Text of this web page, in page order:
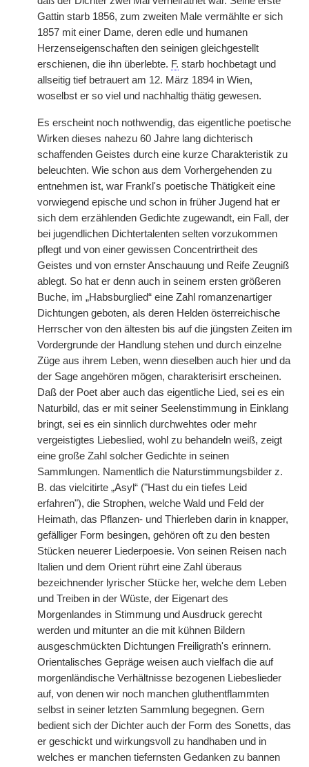
Gattin starb 1856, zum zweiten Male vermählte er sich
1857 mit einer Dame, deren edle und humanen
Herzenseigenschaften den seinigen gleichgestellt
erschienen, die ihn überlebte. F. starb hochbetagt und
allseitig tief betrauert am 12. März 1894 in Wien,
woselbst er so viel und nachhaltig thätig gewesen.
Es erscheint noch nothwendig, das eigentliche poetische
Wirken dieses nahezu 60 Jahre lang dichterisch
schaffenden Geistes durch eine kurze Charakteristik zu
beleuchten. Wie schon aus dem Vorhergehenden zu
entnehmen ist, war Frankl's poetische Thätigkeit eine
vorwiegend epische und schon in früher Jugend hat er
sich dem erzählenden Gedichte zugewandt, ein Fall, der
bei jugendlichen Dichtertalenten selten vorzukommen
pflegt und von einer gewissen Concentrirtheit des
Geistes und von ernster Anschauung und Reife Zeugniß
ablegt. So hat er denn auch in seinem ersten größeren
Buche, im „Habsburglied“ eine Zahl romanzenartiger
Dichtungen geboten, als deren Helden österreichische
Herrscher von den ältesten bis auf die jüngsten Zeiten im
Vordergrunde der Handlung stehen und durch einzelne
Züge aus ihrem Leben, wenn dieselben auch hier und da
der Sage angehören mögen, charakterisirt erscheinen.
Daß der Poet aber auch das eigentliche Lied, sei es ein
Naturbild, das er mit seiner Seelenstimmung in Einklang
bringt, sei es ein sinnlich durchwehtes oder mehr
vergeistigtes Liebeslied, wohl zu behandeln weiß, zeigt
eine große Zahl solcher Gedichte in seinen
Sammlungen. Namentlich die Naturstimmungsbilder z.
B. das vielcitirte „Asyl“ ("Hast du ein tiefes Leid
erfahren"), die Strophen, welche Wald und Feld der
Heimath, das Pflanzen- und Thierleben darin in knapper,
gefälliger Form besingen, gehören oft zu den besten
Stücken neuerer Liederpoesie. Von seinen Reisen nach
Italien und dem Orient rührt eine Zahl überaus
bezeichnender lyrischer Stücke her, welche dem Leben
und Treiben in der Wüste, der Eigenart des
Morgenlandes in Stimmung und Ausdruck gerecht
werden und mitunter an die mit kühnen Bildern
ausgeschmückten Dichtungen Freiligrath's erinnern.
Orientalisches Gepräge weisen auch vielfach die auf
morgenländische Verhältnisse bezogenen Liebeslieder
auf, von denen wir noch manchen gluthentflammten
selbst in seiner letzten Sammlung begegnen. Gern
bedient sich der Dichter auch der Form des Sonetts, das
er geschickt und wirkungsvoll zu handhaben und in
welches er manchen tiefernsten Gedanken zu bannen